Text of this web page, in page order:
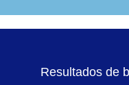
Resultados de